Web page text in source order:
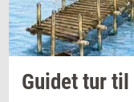
Gu­i­dettur til